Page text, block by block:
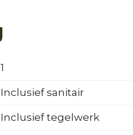
1
Inclusief sanitair
Inclusief tegelwerk